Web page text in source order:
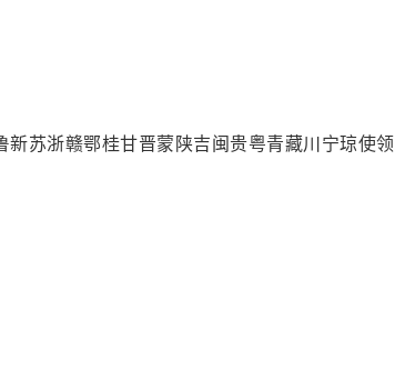
苏浙赣鄂桂甘晋蒙陕吉闽贵粤青藏川宁琼使